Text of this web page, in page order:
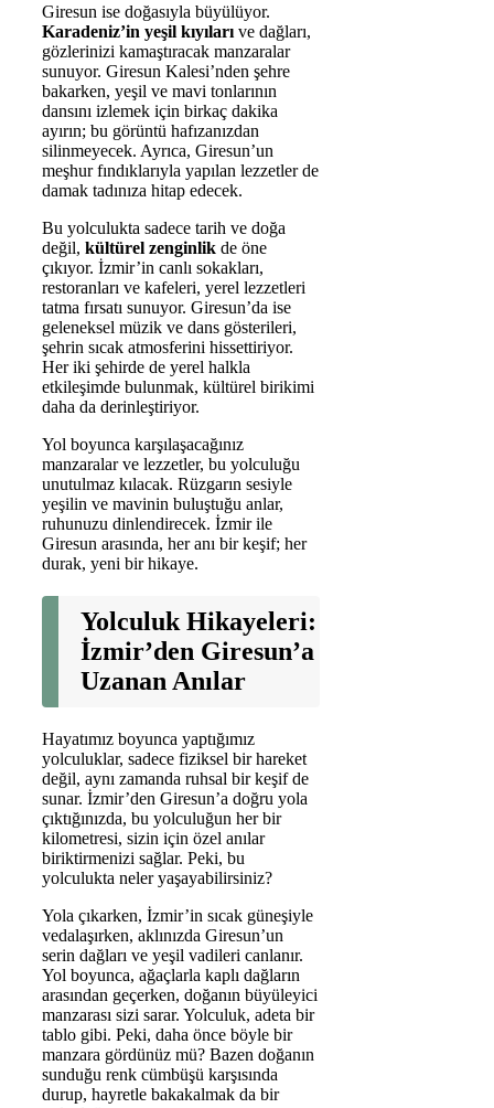
Giresun ise doğasıyla büyülüyor.
Karadeniz’in yeşil kıyıları ve dağları,
gözlerinizi kamaştıracak manzaralar
sunuyor. Giresun Kalesi’nden şehre
bakarken, yeşil ve mavi tonlarının
dansını izlemek için birkaç dakika
ayırın; bu görüntü hafızanızdan
silinmeyecek. Ayrıca, Giresun’un
meşhur fındıklarıyla yapılan lezzetler de
damak tadınıza hitap edecek.
Bu yolculukta sadece tarih ve doğa
değil, kültürel zenginlik de öne
çıkıyor. İzmir’in canlı sokakları,
restoranları ve kafeleri, yerel lezzetleri
tatma fırsatı sunuyor. Giresun’da ise
geleneksel müzik ve dans gösterileri,
şehrin sıcak atmosferini hissettiriyor.
Her iki şehirde de yerel halkla
etkileşimde bulunmak, kültürel birikimi
daha da derinleştiriyor.
Yol boyunca karşılaşacağınız
manzaralar ve lezzetler, bu yolculuğu
unutulmaz kılacak. Rüzgarın sesiyle
yeşilin ve mavinin buluştuğu anlar,
ruhunuzu dinlendirecek. İzmir ile
Giresun arasında, her anı bir keşif; her
durak, yeni bir hikaye.
Yolculuk Hikayeleri:
İzmir’den Giresun’a
Uzanan Anılar
Hayatımız boyunca yaptığımız
yolculuklar, sadece fiziksel bir hareket
değil, aynı zamanda ruhsal bir keşif de
sunar. İzmir’den Giresun’a doğru yola
çıktığınızda, bu yolculuğun her bir
kilometresi, sizin için özel anılar
biriktirmenizi sağlar. Peki, bu
yolculukta neler yaşayabilirsiniz?
Yola çıkarken, İzmir’in sıcak güneşiyle
vedalaşırken, aklınızda Giresun’un
serin dağları ve yeşil vadileri canlanır.
Yol boyunca, ağaçlarla kaplı dağların
arasından geçerken, doğanın büyüleyici
manzarası sizi sarar. Yolculuk, adeta bir
tablo gibi. Peki, daha önce böyle bir
manzara gördünüz mü? Bazen doğanın
sunduğu renk cümbüşü karşısında
durup, hayretle bakakalmak da bir